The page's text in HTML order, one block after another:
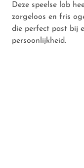
Deze speelse lob
zorgeloos en fris
die perfect past bij
persoonlijkheid.